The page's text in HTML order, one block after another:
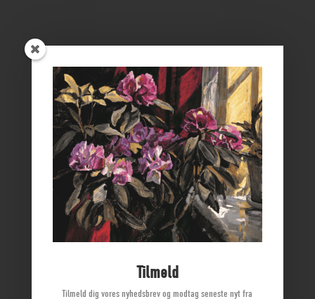
ØSTFYNS MUSEER
Vikingemuseet Ladby
Nyborg Slot
Borgmestergården
Farvergården
Høkeren
Kerteminde Byhistoriske Arkiv
Tilmeld
Tilmeld dig vores nyhedsbrev og modtag seneste nyt fra